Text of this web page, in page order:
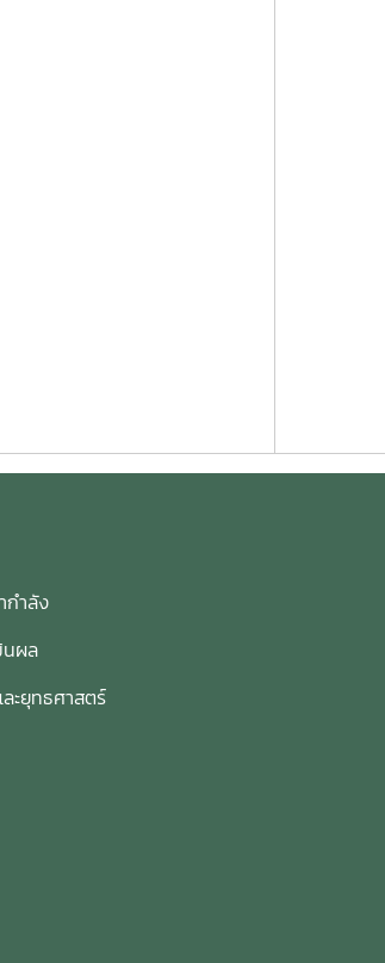
กำลัง
นผล
นและยุทธศาสตร์